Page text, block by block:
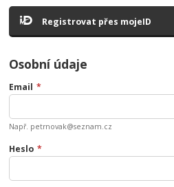
Registrovat přes mojeID
Osobní údaje
Email *
Např. petrnovak@seznam.cz
Heslo *